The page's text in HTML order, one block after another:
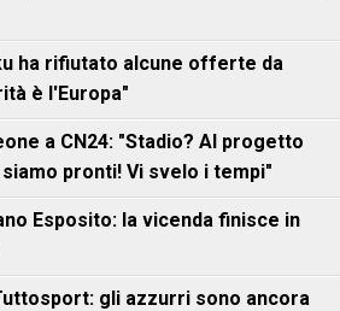
ha rifiutato alcune offerte da
è l'Europa"
a CN24: "Stadio? Al progetto
pronti! Vi svelo i tempi"
Esposito: la vicenda finisce in
gli azzurri sono ancora